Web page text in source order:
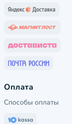
Оплата
Способы оплаты